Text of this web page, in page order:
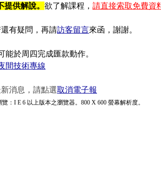
供解說。 欲了解課程， 請直接索取免費資
還有疑問，再請訪客留言來函，謝謝。
能於周四完成匯款動作。
間技術專線
息，請點選取消電子報
：I E 6 以上版本之瀏覽器。800 X 600 螢幕解析度。